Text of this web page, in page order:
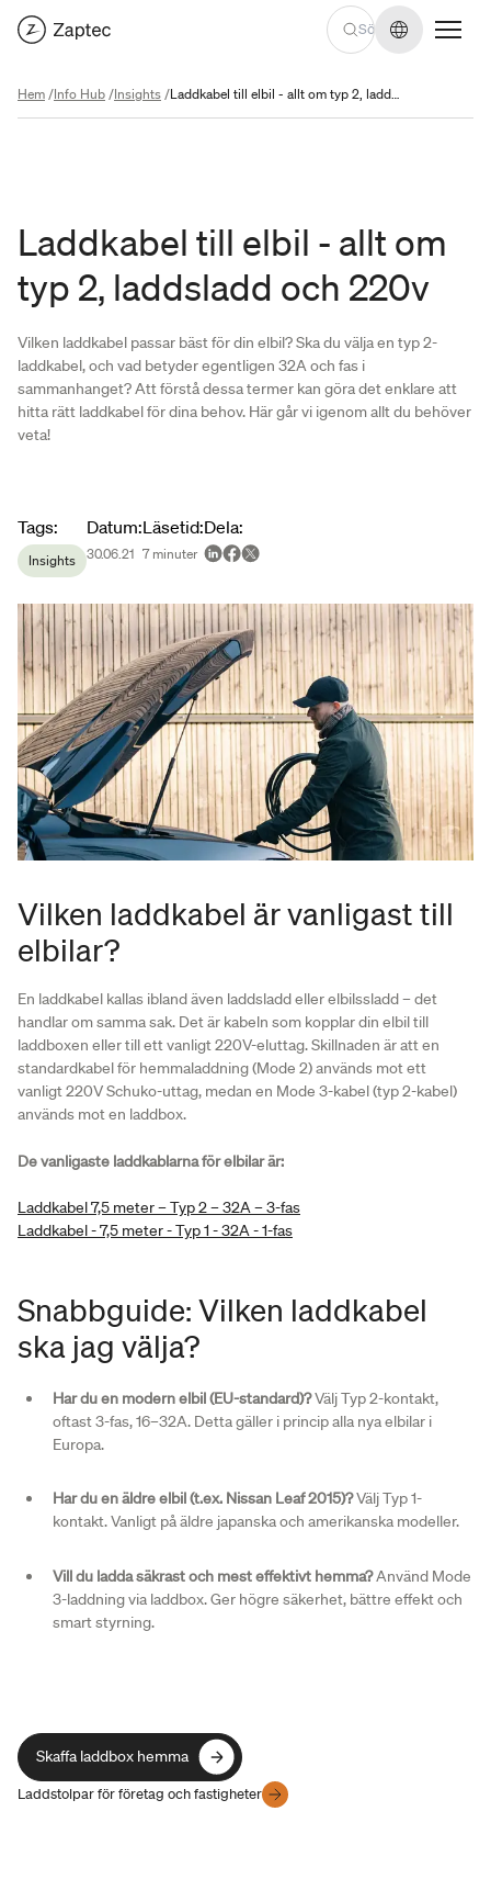
Byt språk
Hem/Info Hub/Insights/ Laddkabel till elbil - allt om typ 2, laddsladd och 220v
Laddkabel till elbil - allt om
typ 2, laddsladd och 220v
Vilken laddkabel passar bäst för din elbil? Ska du välja en typ 2-
laddkabel, och vad betyder egentligen 32A och fas i
sammanhanget? Att förstå dessa termer kan göra det enklare att
hitta rätt laddkabel för dina behov. Här går vi igenom allt du behöver
veta!
Article metadata
Tags:
Insights
Datum:
30.06.21
Läsetid:
7 minuter
Dela:
Vilken laddkabel är vanligast till
elbilar?
En laddkabel kallas ibland även laddsladd eller elbilssladd – det
handlar om samma sak. Det är kabeln som kopplar din elbil till
laddboxen eller till ett vanligt 220V-eluttag. Skillnaden är att en
standardkabel för hemmaladdning (Mode 2) används mot ett
vanligt 220V Schuko-uttag, medan en Mode 3-kabel (typ 2-kabel)
används mot en laddbox.
De vanligaste laddkablarna för elbilar är:
Laddkabel 7,5 meter – Typ 2 – 32A – 3-fas
Laddkabel - 7,5 meter - Typ 1 - 32A - 1-fas
Snabbguide: Vilken laddkabel
ska jag välja?
Har du en modern elbil (EU-standard)?Välj Typ 2-kontakt,
oftast 3-fas, 16–32A. Detta gäller i princip alla nya elbilar i
Europa.
Har du en äldre elbil (t.ex. Nissan Leaf 2015)?Välj Typ 1-
kontakt. Vanligt på äldre japanska och amerikanska modeller.
Vill du ladda säkrast och mest effektivt hemma?Använd Mode
3-laddning via laddbox. Ger högre säkerhet, bättre effekt och
smart styrning.
Skaffa laddbox hemma
Skaffa laddbox hemma
Laddstolpar för företag och fastigheter